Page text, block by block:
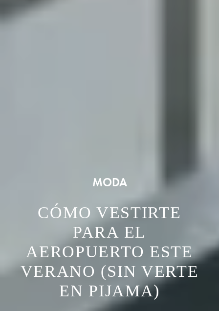
MODA
CÓMO VESTIRTE
PARA EL
AEROPUERTO ESTE
VERANO (SIN VERTE
EN PIJAMA)